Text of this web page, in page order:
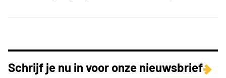
Schrijf je nu in voor onze nieuwsbrief